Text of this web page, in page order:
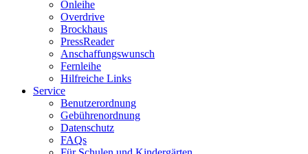
Onleihe
Overdrive
Brockhaus
PressReader
Anschaffungswunsch
Fernleihe
Hilfreiche Links
Service
Benutzerordnung
Gebührenordnung
Datenschutz
FAQs